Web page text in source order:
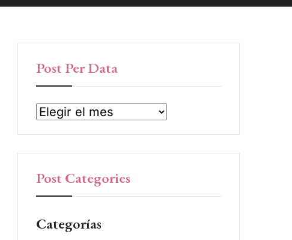
Post Per Data
Post Categories
Categorías